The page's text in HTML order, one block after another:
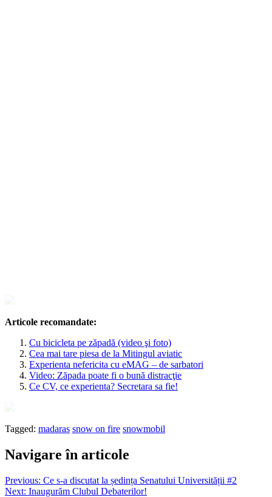
Articole recomandate:
Cu bicicleta pe zăpadă (video şi foto)
Cea mai tare piesa de la Mitingul aviatic
Experienta nefericita cu eMAG – de sarbatori
Video: Zăpada poate fi o bună distracţie
Ce CV, ce experienta? Secretara sa fie!
Tagged: madaras snow on fire snowmobil
Navigare în articole
Previous: Ce s-a discutat la ședința Senatului Universității #2
Next: Inaugurăm Clubul Debaterilor!